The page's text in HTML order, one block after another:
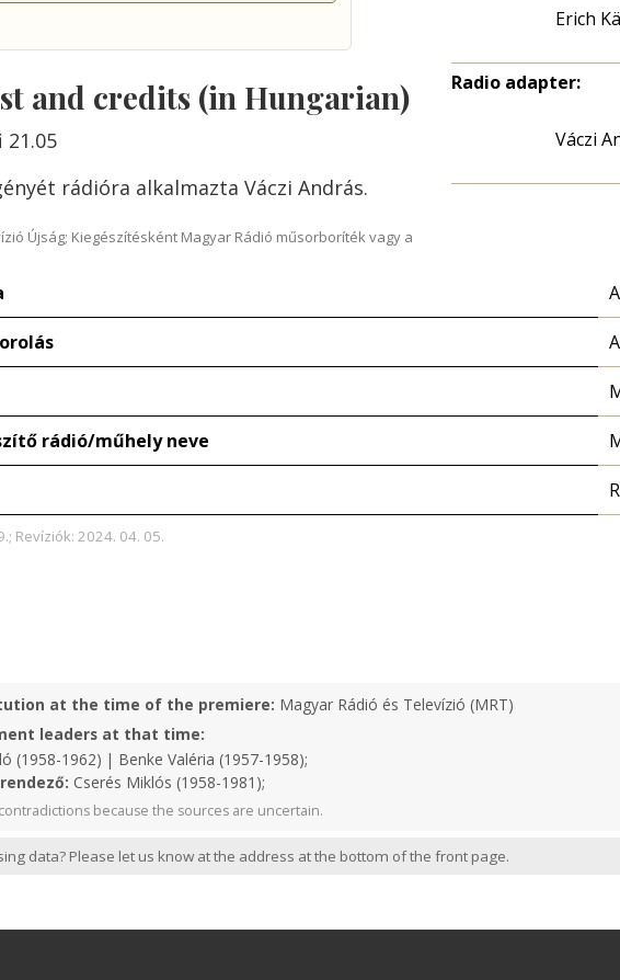
and credits (in Hungarian)
21.05
rádióra alkalmazta Váczi András.
Újság; Kiegészítésként Magyar Rádió műsorboríték vagy a
Erich
Radio adapter:
Váczi
rádió/műhely neve
Revíziók: 2024. 04. 05.
at the time of the premiere: Magyar Rádió és Televízió (MRT)
leaders at that time:
(1958-1962) | Benke Valéria (1957-1958);
Cserés Miklós (1958-1981);
because the sources are uncertain.
data? Please let us know at the address at the bottom of the front page.